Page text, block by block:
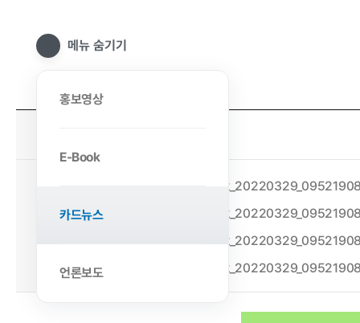
메뉴 숨기기
홍보영상
E-Book
카드뉴스
언론보도